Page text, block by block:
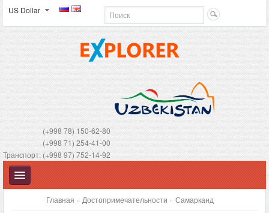
US Dollar
(+998 78) 150-62-80
(+998 71) 254-41-00
Транспорт: (+998 97) 752-14-92
Главная » Достопримечательности » Самарканд